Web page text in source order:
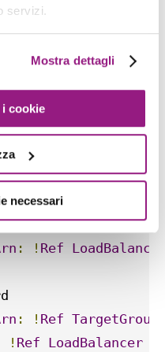
servizi.
Mostra dettagli
cookie
necessari
: 'HTTP_301'
Ref LoadBalancer
::
: ! Ref
: ! Ref TargetGroup
! Ref LoadBalancer